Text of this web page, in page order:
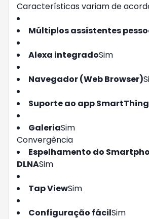
Características variam de
Múltiplos assistentes
Alexa integradoSim
Navegador (Web Browser)
Suporte ao app
GaleriaSim
Convergência
Espelhamento do
DLNASim
Tap ViewSim
Configuração fácilSim